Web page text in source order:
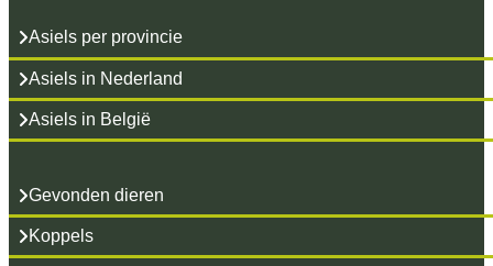
Asiels per provincie
Asiels in Nederland
Asiels in België
Gevonden dieren
Koppels